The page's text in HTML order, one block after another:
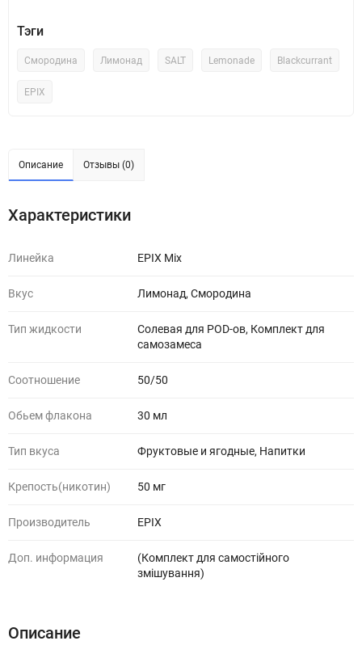
Тэги
Смородина Лимонад SALT Lemonade Blackcurrant
EPIX
Описание Отзывы (0)
Характеристики
Линейка EPIX Mix
Вкус Лимонад, Смородина
Тип жидкости
Солевая для POD-ов, Комплект для
самозамеса
Соотношение 50/50
Обьем флакона 30 мл
Тип вкуса Фруктовые и ягодные, Напитки
Крепость(никотин) 50 мг
Производитель EPIX
Доп. информация
(Комплект для самостійного
змішування)
Описание